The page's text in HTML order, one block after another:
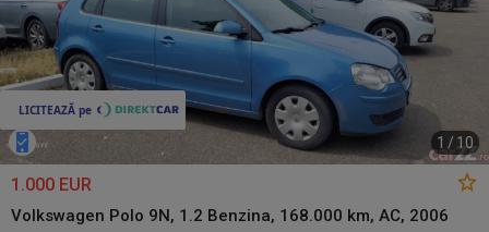
1 / 10
1.000 EUR
Volkswagen Polo 9N, 1.2 Benzina, 168.000 km, AC, 2006